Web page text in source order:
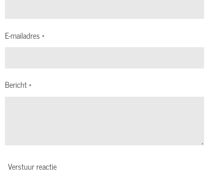
E-mailadres *
Bericht *
Verstuur reactie